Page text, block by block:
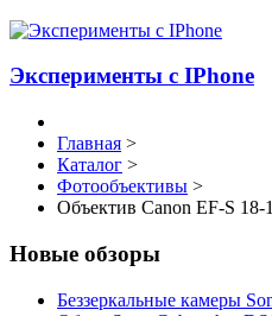
Эксперименты с IPhone
Главная >
Каталог >
Фотообъективы >
Объектив Canon EF-S
Новые обзоры
Беззеркальные камеры